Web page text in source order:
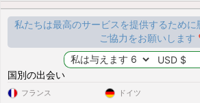
く評価しました
Yankaさんのプロフィール
しました
Benlamari さんが
く評価しました
私たちは最高のサービスを提供するために
ご協力をお願いします
国別の出会い
フランス ドイツ